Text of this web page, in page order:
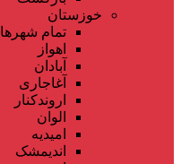
خوزستان
تمام شهر‌ها
اهواز
آبادان
آغاجاری
اروندکنار
الوان
امیدیه
اندیمشک